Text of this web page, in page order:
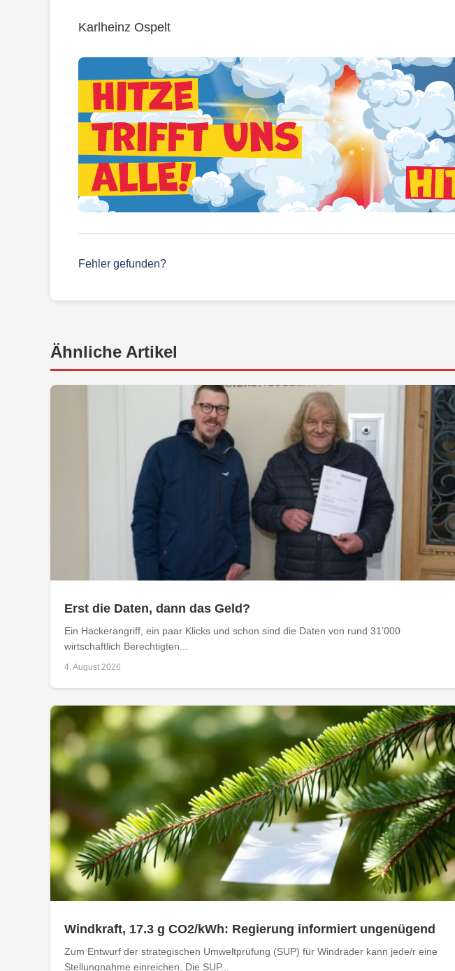
Karlheinz Ospelt
Fehler gefunden?
Ähnliche Artikel
Erst die Daten, dann das Geld?
Ein Hackerangriff, ein paar Klicks und schon sind die Daten von rund 31’000
wirtschaftlich Berechtigten...
4. August 2026
Windkraft, 17.3 g CO2/kWh: Regierung informiert ungenügend
Zum Entwurf der strategischen Umweltprüfung (SUP) für Windräder kann jede/r eine
Stellungnahme einreichen. Die SUP...